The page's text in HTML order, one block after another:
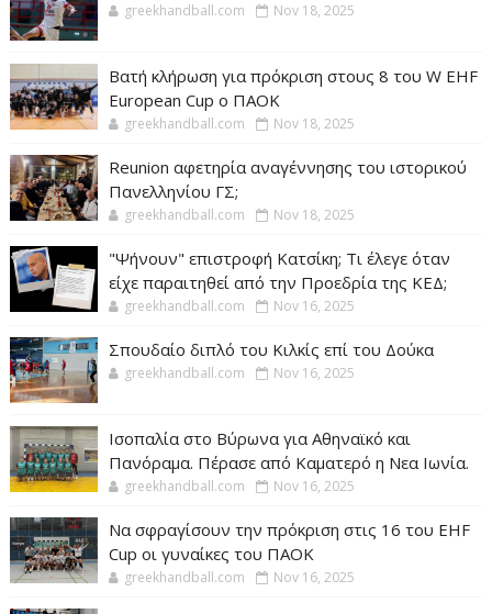
greekhandball.com Nov 18, 2025
Βατή κλήρωση για πρόκριση στους 8 του W EHF
European Cup ο ΠΑΟΚ
greekhandball.com Nov 18, 2025
Reunion αφετηρία αναγέννησης του ιστορικού
Πανελληνίου ΓΣ;
greekhandball.com Nov 18, 2025
"Ψήνουν" επιστροφή Κατσίκη; Τι έλεγε όταν
είχε παραιτηθεί από την Προεδρία της ΚΕΔ;
greekhandball.com Nov 16, 2025
Σπουδαίο διπλό του Κιλκίς επί του Δούκα
greekhandball.com Nov 16, 2025
Ισοπαλία στο Βύρωνα για Αθηναϊκό και
Πανόραμα. Πέρασε από Καματερό η Νεα Ιωνία.
greekhandball.com Nov 16, 2025
Να σφραγίσουν την πρόκριση στις 16 του EHF
Cup οι γυναίκες του ΠΑΟΚ
greekhandball.com Nov 16, 2025